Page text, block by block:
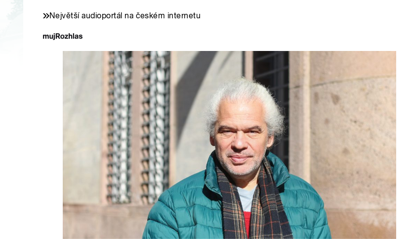
Největší audioportál na českém internetu